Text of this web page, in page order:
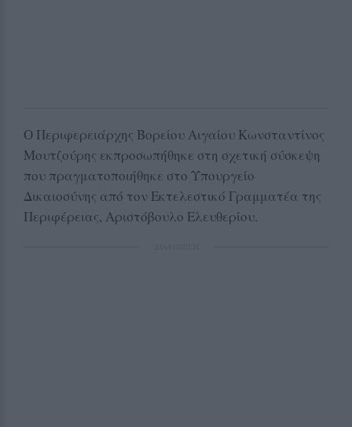
Ο Περιφερειάρχης Βορείου Αιγαίου Κωνσταντίνος
Μουτζούρης εκπροσωπήθηκε στη σχετική σύσκεψη
που πραγματοποιήθηκε στο Υπουργείο
Δικαιοσύνης από τον Εκτελεστικό Γραμματέα της
Περιφέρειας, Αριστόβουλο Ελευθερίου.